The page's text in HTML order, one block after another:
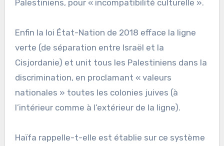
Palestiniens, pour « incompatibilité culturelle ».
Enfin la loi État-Nation de 2018 efface la ligne
verte (de séparation entre Israël et la
Cisjordanie) et unit tous les Palestiniens dans la
discrimination, en proclamant « valeurs
nationales » toutes les colonies juives (à
l’intérieur comme à l’extérieur de la ligne).
Haïfa rappelle-t-elle est établie sur ce système